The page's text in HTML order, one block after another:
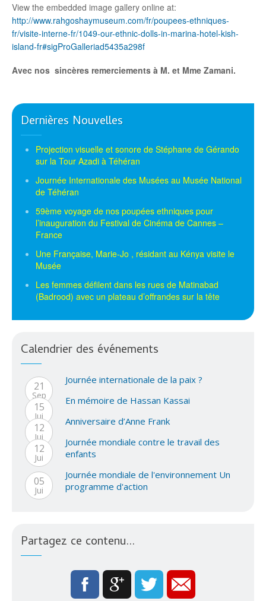
View the embedded image gallery online at:
http://www.rahgoshaymuseum.com/fr/poupees-ethniques-
fr/visite-interne-fr/1049-our-ethnic-dolls-in-marina-hotel-kish-
island-fr#sigProGalleriad5435a298f
Avec nos sincères remerciements à M. et Mme Zamani.
Dernières Nouvelles
Projection visuelle et sonore de Stéphane de Gérando
sur la Tour Azadi à Téhéran
Journée Internationale des Musées au Musée National
de Téhéran
59ème voyage de nos poupées ethniques pour
l’inauguration du Festival de Cinéma de Cannes –
France
Une Française, Marie-Jo , résidant au Kénya visite le
Musée
Les femmes défilent dans les rues de Matinabad
(Badrood) avec un plateau d’offrandes sur la tête
Calendrier des événements
21
Sep
Journée internationale de la paix ?
15
Jui
En mémoire de Hassan Kassai
12
Jui
Anniversaire d’Anne Frank
12
Jui
Journée mondiale contre le travail des
enfants
05
Jui
Journée mondiale de l'environnement Un
programme d'action
Partagez ce contenu...